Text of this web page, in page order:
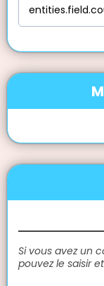
Si vous avez un
pouvez le saisir